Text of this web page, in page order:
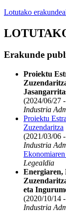
Lotutako
Erakunde
Proiektu
(2024/06/27
Industria
Proiektu
Zuzendaritza
(2021/03/06
Industria
Ekonomiaren
Legealdia
Energiaren,
eta
(2020/10/14
Industria